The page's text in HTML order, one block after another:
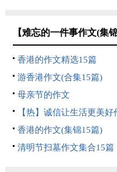
【难忘的一件事作文(集
香港的作文精选15篇
游香港作文(合集15篇)
母亲节的作文
【热】诚信让生活更美好
文香港的作文(集锦15篇)
清明节扫墓作文集合15篇